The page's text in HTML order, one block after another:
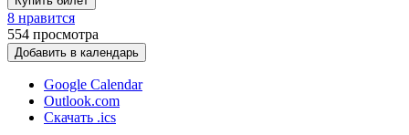
8 нравится
554 просмотра
Добавить в календарь
Google Calendar
Outlook.com
Скачать .ics